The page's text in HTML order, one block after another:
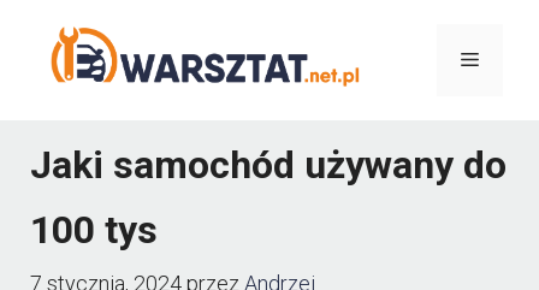
Menu
Jaki samochód używany do
100 tys
7 stycznia, 2024przez Andrzej